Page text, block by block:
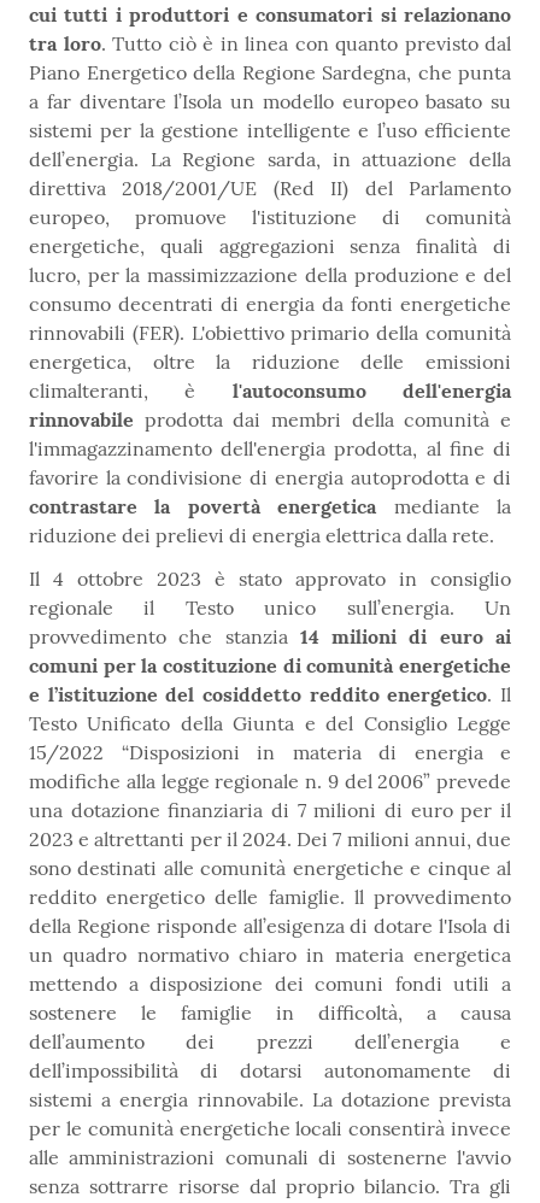
cui tutti i produttori e consumatori si relazionano
tra loro. Tutto ciò è in linea con quanto previsto dal
Piano Energetico della Regione Sardegna, che punta
a far diventare l’Isola un modello europeo basato su
sistemi per la gestione intelligente e l’uso efficiente
dell’energia. La Regione sarda, in attuazione della
direttiva 2018/2001/UE (Red II) del Parlamento
europeo, promuove l'istituzione di comunità
energetiche, quali aggregazioni senza finalità di
lucro, per la massimizzazione della produzione e del
consumo decentrati di energia da fonti energetiche
rinnovabili (FER). L'obiettivo primario della comunità
energetica, oltre la riduzione delle emissioni
climalteranti, è l'autoconsumo dell'energia
rinnovabile prodotta dai membri della comunità e
l'immagazzinamento dell'energia prodotta, al fine di
favorire la condivisione di energia autoprodotta e di
contrastare la povertà energetica mediante la
riduzione dei prelievi di energia elettrica dalla rete.
Il 4 ottobre 2023 è stato approvato in consiglio
regionale il Testo unico sull’energia. Un
provvedimento che stanzia 14 milioni di euro ai
comuni per la costituzione di comunità energetiche
e l’istituzione del cosiddetto reddito energetico. Il
Testo Unificato della Giunta e del Consiglio Legge
15/2022 “Disposizioni in materia di energia e
modifiche alla legge regionale n. 9 del 2006” prevede
una dotazione finanziaria di 7 milioni di euro per il
2023 e altrettanti per il 2024. Dei 7 milioni annui, due
sono destinati alle comunità energetiche e cinque al
reddito energetico delle famiglie. ll provvedimento
della Regione risponde all’esigenza di dotare l'Isola di
un quadro normativo chiaro in materia energetica
mettendo a disposizione dei comuni fondi utili a
sostenere le famiglie in difficoltà, a causa
dell’aumento dei prezzi dell’energia e
dell’impossibilità di dotarsi autonomamente di
sistemi a energia rinnovabile. La dotazione prevista
per le comunità energetiche locali consentirà invece
alle amministrazioni comunali di sostenerne l'avvio
senza sottrarre risorse dal proprio bilancio. Tra gli